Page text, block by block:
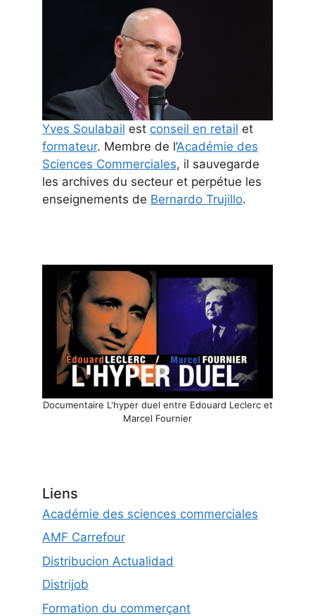
Yves Soulabail est conseil en retail et
formateur. Membre de l’Académie des
Sciences Commerciales, il sauvegarde
les archives du secteur et perpétue les
enseignements de Bernardo Trujillo.
Documentaire L'hyper duel entre Edouard Leclerc et
Marcel Fournier
Liens
Académie des sciences commerciales
AMF Carrefour
Distribucion Actualidad
Distrijob
Formation du commerçant